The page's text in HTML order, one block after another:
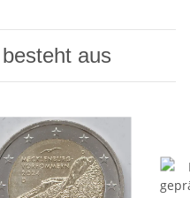
aus